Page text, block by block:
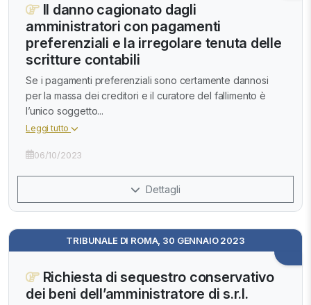
Il danno cagionato dagli
amministratori con pagamenti
preferenziali e la irregolare tenuta delle
scritture contabili
Se i pagamenti preferenziali sono certamente dannosi
per la massa dei creditori e il curatore del fallimento è
l’unico soggetto...
Leggi tutto
06/10/2023
Dettagli
TRIBUNALE DI ROMA, 30 GENNAIO 2023
Richiesta di sequestro conservativo
dei beni dell’amministratore di s.r.l.